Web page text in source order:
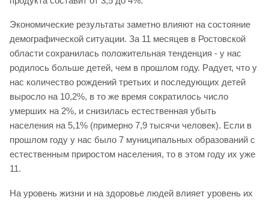
Экономические результаты заметно влияют на состояние
демографической ситуации. За 11 месяцев в Ростовской
области сохранилась положительная тенденция - у нас
родилось больше детей, чем в прошлом году. Радует, что у
нас количество рождений третьих и последующих детей
выросло на 10,2%, в то же время сократилось число
умерших на 2%, и снизилась естественная убыть
населения на 5,1% (примерно 7,9 тысячи человек). Если в
прошлом году у нас было 7 муниципальных образований с
естественным приростом населения, то в этом году их уже
11.
На уровень жизни и на здоровье людей влияет уровень их